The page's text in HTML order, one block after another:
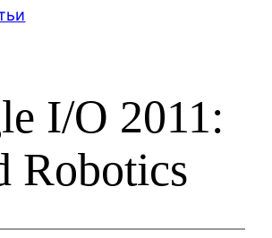
I/O 2011:
Robotics